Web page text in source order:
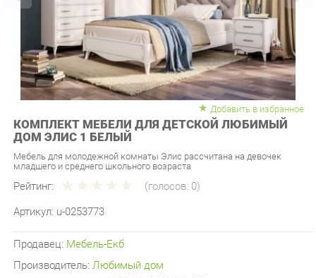
Добавить в избранное
КОМПЛЕКТ МЕБЕЛИ ДЛЯ ДЕТСКОЙ ЛЮБИМЫЙ
ДОМ ЭЛИС 1 БЕЛЫЙ
Мебель для молодежной комнаты Элис рассчитана на девочек
Рейтинг: (голосов:0)
Артикул: u-0253773
Производитель:Любимый дом
Последняя цена: 102 790 ₽